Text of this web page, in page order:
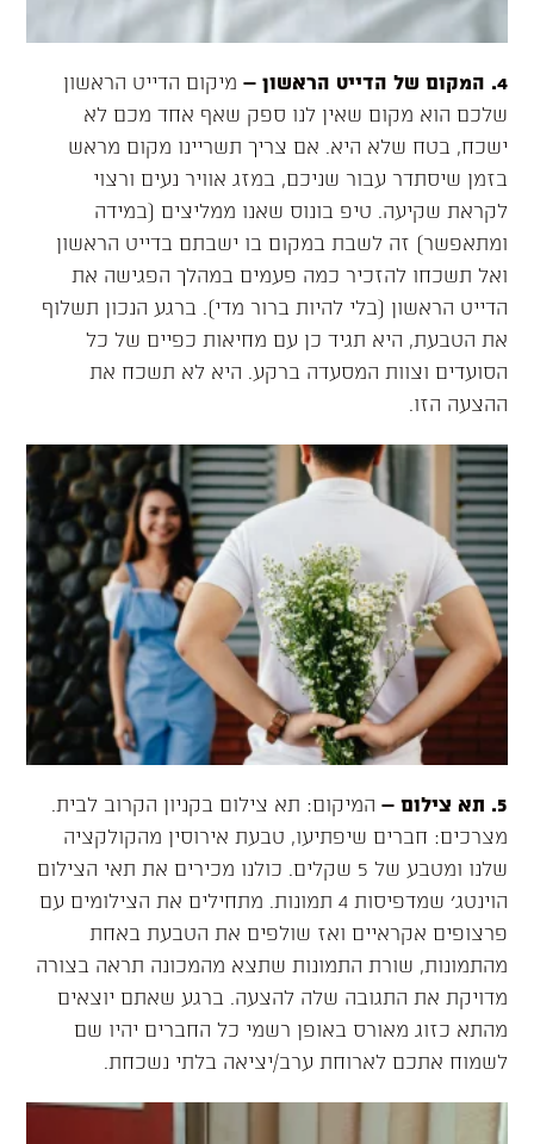
4. המקום של הדייט הראשון – מיקום הדייט הראשון
שלכם הוא מקום שאין לנו ספק שאף אחד מכם לא
ישכח, בטח שלא היא. אם צריך תשריינו מקום מראש
בזמן שיסתדר עבור שניכם, במזג אוויר נעים ורצוי
לקראת שקיעה. טיפ בונוס שאנו ממליצים (במידה
ומתאפשר) זה לשבת במקום בו ישבתם בדייט הראשון
ואל תשכחו להזכיר כמה פעמים במהלך הפגישה את
הדייט הראשון (בלי להיות ברור מדי). ברגע הנכון תשלוף
את הטבעת, היא תגיד כן עם מחיאות כפיים של כל
הסועדים וצוות המסעדה ברקע. היא לא תשכח את
ההצעה הזו.
5. תא צילום – המיקום: תא צילום בקניון הקרוב לבית.
מצרכים: חברים שיפתיעו, טבעת אירוסין מהקולקציה
שלנו ומטבע של 5 שקלים. כולנו מכירים את תאי הצילום
הוינטג׳ שמדפיסות 4 תמונות. מתחילים את הצילומים עם
פרצופים אקראיים ואז שולפים את הטבעת באחת
מהתמונות, שורת התמונות שתצא מהמכונה תראה בצורה
מדויקת את התגובה שלה להצעה. ברגע שאתם יוצאים
מהתא כזוג מאורס באופן רשמי כל החברים יהיו שם
לשמוח אתכם לארוחת ערב/יציאה בלתי נשכחת.